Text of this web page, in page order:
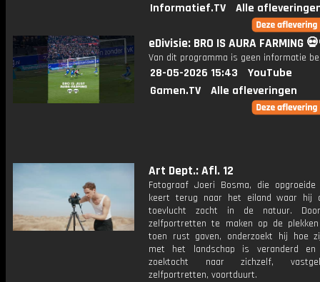
Informatief.TV
Alle
eDivisie: BRO IS AURA FARMING
Van dit programma is geen informatie
28-05-2026 15:43
YouTube
Gamen.TV
Alle afleveringen
Art Dept.: Afl. 12
Fotograaf Joeri Bosma, die opgroeide
keert terug naar het eiland waar hij
toevlucht zocht in de natuur.
zelfportretten te maken op de
toen rust gaven, onderzoekt hij hoe
met het landschap is veranderd
zoektocht naar zichzelf,
zelfportretten, voortduurt.